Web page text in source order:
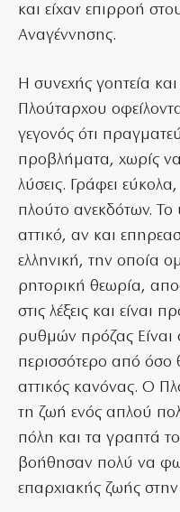
και είχαν επιρροή
Αναγέννησης.
Η συνεχής γοητεία
Πλούταρχου
γεγονός ότι
προβλήματα, χωρίς
λύσεις. Γράφει
πλούτο ανεκδότων. Το
αττικό, αν και
ελληνική, την οποία
ρητορική θεωρία,
στις λέξεις και είναι
ρυθμών πρόζας
περισσότερο από όσο
αττικός κανόνας. Ο
τη ζωή ενός απλού
πόλη και τα γραπτά
βοήθησαν πολύ να
επαρχιακής ζωής